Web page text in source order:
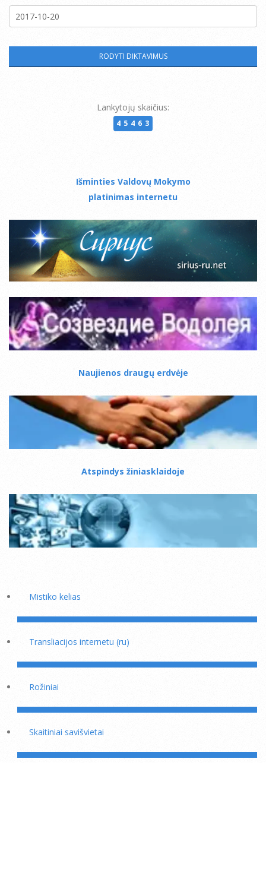
Lankytojų skaičius:
45463
Išminties Valdovų Mokymo
platinimas internetu
Naujienos draugų erdvėje
Atspindys žiniasklaidoje
Mistiko kelias
Transliacijos internetu (ru)
Rožiniai
Skaitiniai savišvietai